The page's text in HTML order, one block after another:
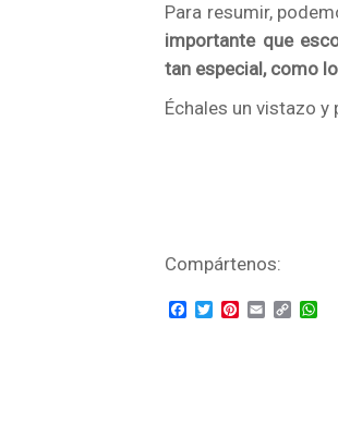
Para resumir,
importante que
tan especial, como
Échales un vistazo
Compártenos:
Facebook
TwitterPinterest
EmailCopy